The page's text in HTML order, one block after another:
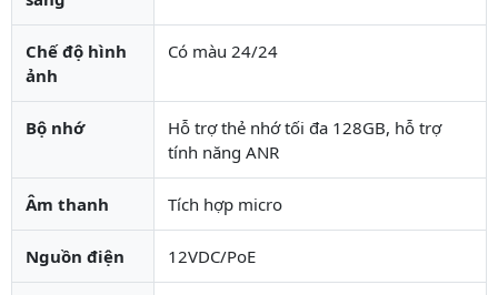
Chế độ hình
ảnh
Có màu 24/24
Bộ nhớ
Hỗ trợ thẻ nhớ tối đa 128GB, hỗ trợ
tính năng ANR
Âm thanh Tích hợp micro
Nguồn điện 12VDC/PoE